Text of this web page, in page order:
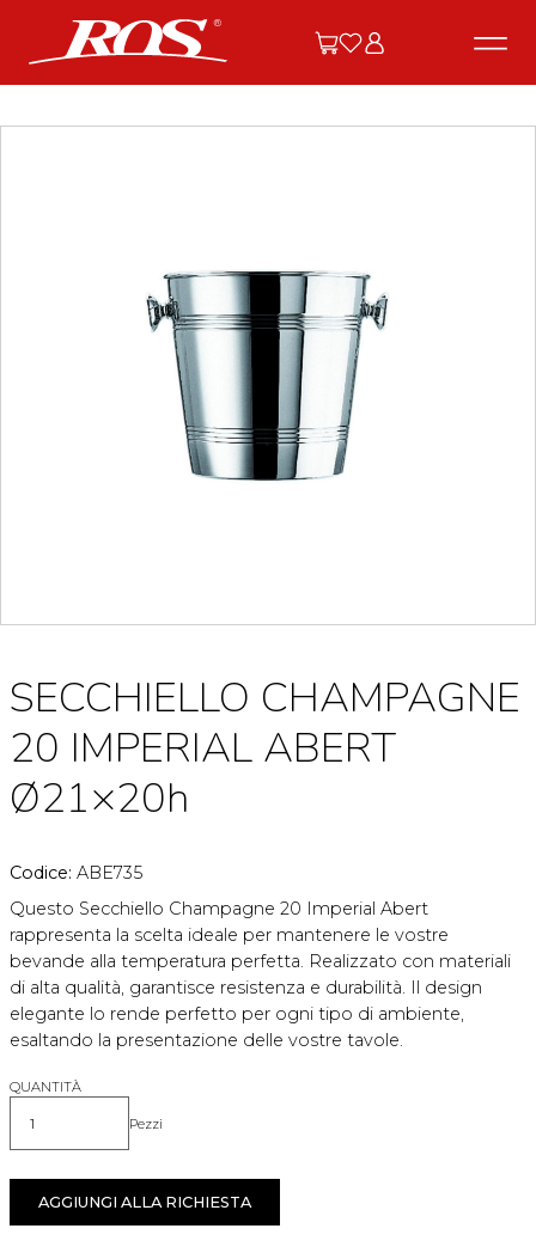
SECCHIELLO CHAMPAGNE
20 IMPERIAL ABERT
Ø21×20h
Codice: ABE735
Questo Secchiello Champagne 20 Imperial Abert
rappresenta la scelta ideale per mantenere le vostre
bevande alla temperatura perfetta. Realizzato con materiali
di alta qualità, garantisce resistenza e durabilità. Il design
elegante lo rende perfetto per ogni tipo di ambiente,
esaltando la presentazione delle vostre tavole.
QUANTITÀ
Quantità Pezzi
AGGIUNGI ALLA RICHIESTA